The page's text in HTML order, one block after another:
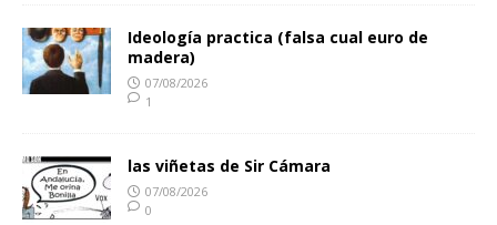
Ideología practica (falsa cual euro de
madera)
07/08/2026
1
las viñetas de Sir Cámara
07/08/2026
0